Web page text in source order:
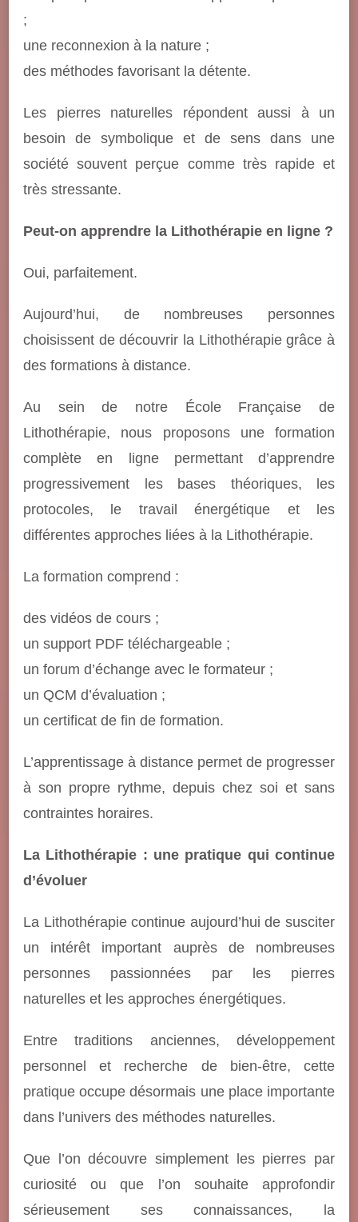
;
une reconnexion à la nature ;
des méthodes favorisant la détente.
Les pierres naturelles répondent aussi à un
besoin de symbolique et de sens dans une
société souvent perçue comme très rapide et
très stressante.
Peut-on apprendre la Lithothérapie en ligne ?
Oui, parfaitement.
Aujourd’hui, de nombreuses personnes
choisissent de découvrir la Lithothérapie grâce à
des formations à distance.
Au sein de notre École Française de
Lithothérapie, nous proposons une formation
complète en ligne permettant d’apprendre
progressivement les bases théoriques, les
protocoles, le travail énergétique et les
différentes approches liées à la Lithothérapie.
La formation comprend :
des vidéos de cours ;
un support PDF téléchargeable ;
un forum d’échange avec le formateur ;
un QCM d’évaluation ;
un certificat de fin de formation.
L’apprentissage à distance permet de progresser
à son propre rythme, depuis chez soi et sans
contraintes horaires.
La Lithothérapie : une pratique qui continue
d’évoluer
La Lithothérapie continue aujourd’hui de susciter
un intérêt important auprès de nombreuses
personnes passionnées par les pierres
naturelles et les approches énergétiques.
Entre traditions anciennes, développement
personnel et recherche de bien-être, cette
pratique occupe désormais une place importante
dans l’univers des méthodes naturelles.
Que l’on découvre simplement les pierres par
curiosité ou que l’on souhaite approfondir
sérieusement ses connaissances, la